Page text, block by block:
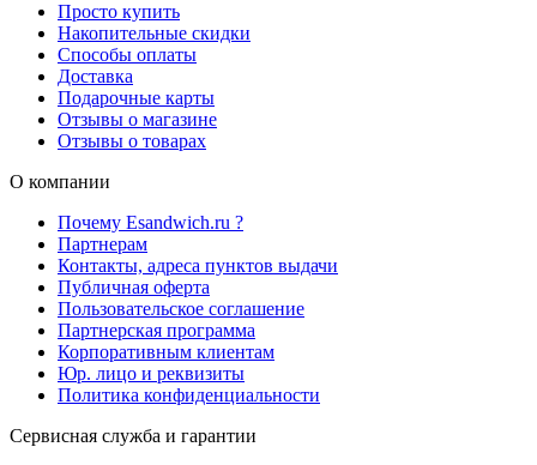
Просто купить
Накопительные скидки
Способы оплаты
Доставка
Подарочные карты
Отзывы о магазине
Отзывы о товарах
О компании
Почему Esandwich.ru ?
Партнерам
Контакты, адреса пунктов выдачи
Публичная оферта
Пользовательское соглашение
Партнерская программа
Корпоративным клиентам
Юр. лицо и реквизиты
Политика конфиденциальности
Сервисная служба и гарантии